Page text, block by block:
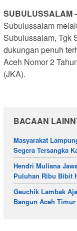
SUBULUSSALAM
Subulussalam
Subulussalam, Tgk
dukungan penuh
Aceh Nomor 2
(JKA).
BACAAN
Masyarakat
Segera Tersangka
Hendri Muliana
Puluhan Ribu Bibit
Geuchik Lambak
Bangun Aceh Timur